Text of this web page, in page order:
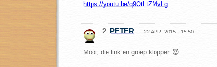
https://youtu.be/q9QtLtZMvLg
2. PETER 22 APR, 2015 - 15:50
Mooi, die link en groep kloppen 😈